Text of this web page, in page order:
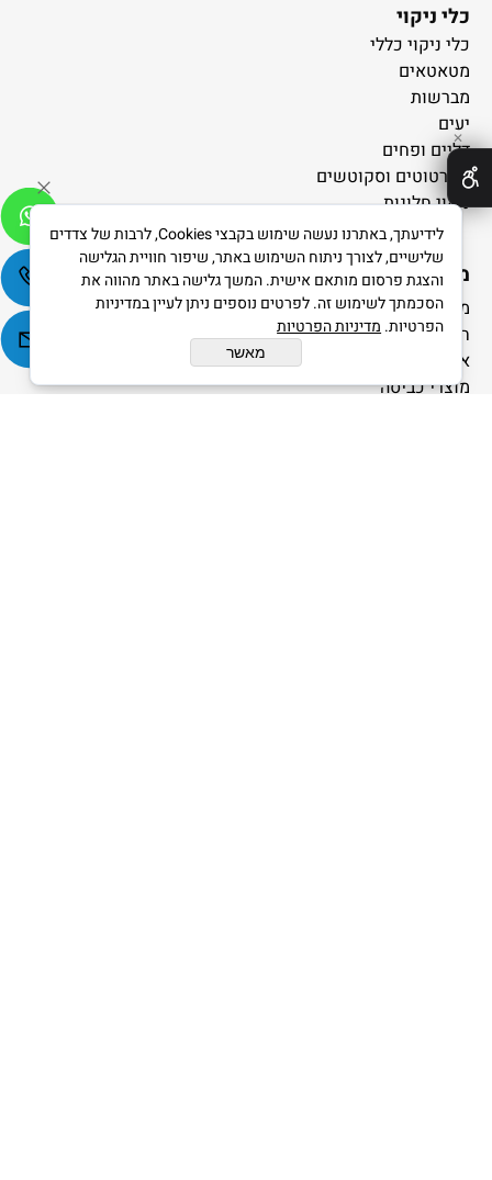
כלי ניקוי
כלי ניקוי כללי
מטאטאים
מברשות
יעים
דליים ופחים
סמרטוטים וסקוטשים
ניקוי חלונות
מוצרים נוספים
מוצרי נייר
חד פעמי
אשפתונים
מוצרי כביסה
✕
לידיעתך, באתרנו נעשה שימוש בקבצי Cookies, לרבות של צדדים
שלישיים, לצורך ניתוח השימוש באתר, שיפור חוויית הגלישה
והצגת פרסום מותאם אישית. המשך גלישה באתר מהווה את
הסכמתך לשימוש זה. לפרטים נוספים ניתן לעיין במדיניות
הפרטיות. מדיניות הפרטיות
מאשר